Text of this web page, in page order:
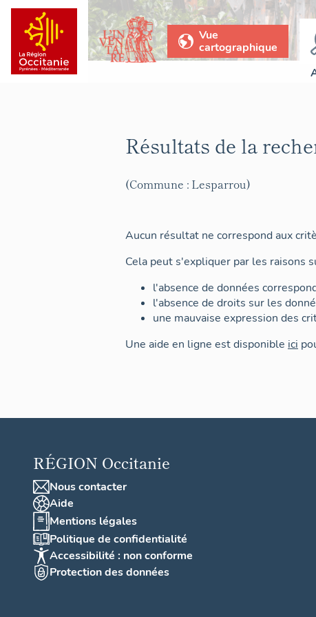
Vue
cartographique
Résultats de la
(Commune : Lesparrou)
Aucun résultat ne correspond aux
Cela peut s'expliquer par les raisons
l'absence de données
l'absence de droits sur les
une mauvaise expression des
Une aide en ligne est disponible ici
RÉGION Occitanie
Nous contacter
Aide
Mentions légales
Politique de confidentialité
Accessibilité : non conforme
Protection des données